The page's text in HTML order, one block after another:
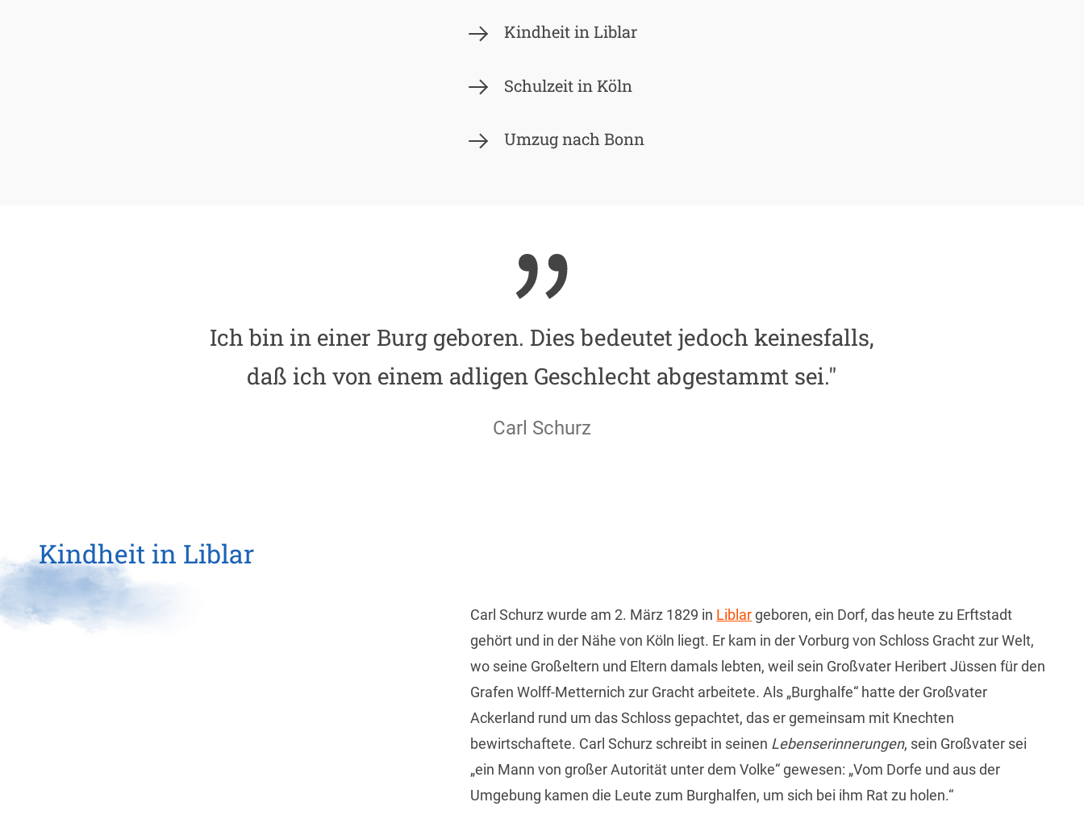
Kindheit in Liblar
Schulzeit in Köln
Umzug nach Bonn
Ich bin in einer Burg geboren. Dies bedeutet jedoch keinesfalls,
daß ich von einem adligen Geschlecht abgestammt sei."
Carl Schurz
Kindheit in Liblar
Carl Schurz wurde am 2. März 1829 in Liblargeboren, ein Dorf, das heute zu Erftstadt
gehört und in der Nähe von Köln liegt. Er kam in der Vorburg von Schloss Gracht zur Welt,
wo seine Großeltern und Eltern damals lebten, weil sein Großvater Heribert Jüssen für den
Grafen Wolff-Metternich zur Gracht arbeitete. Als „Burghalfe“ hatte der Großvater
Ackerland rund um das Schloss gepachtet, das er gemeinsam mit Knechten
bewirtschaftete. Carl Schurz schreibt in seinen Lebenserinnerungen, sein Großvater sei
„ein Mann von großer Autorität unter dem Volke“ gewesen: „Vom Dorfe und aus der
Umgebung kamen die Leute zum Burghalfen, um sich bei ihm Rat zu holen.“